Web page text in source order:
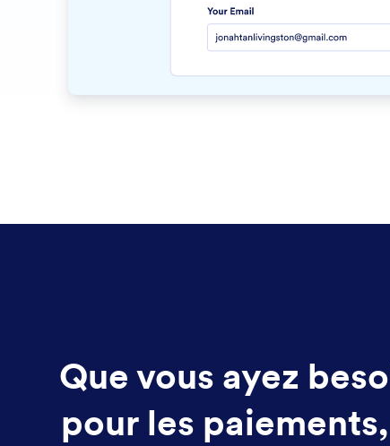
Que vous ayez
pour les